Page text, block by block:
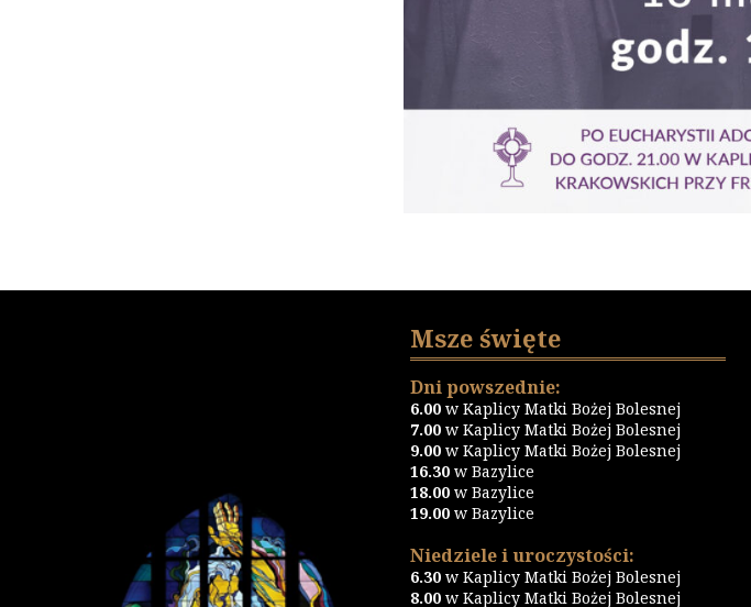
Msze święte
Dni powszednie:
6.00 w Kaplicy Matki Bożej Bolesnej
7.00 w Kaplicy Matki Bożej Bolesnej
9.00 w Kaplicy Matki Bożej Bolesnej
16.30w Bazylice
18.00w Bazylice
19.00w Bazylice
Niedziele i uroczystości:
6.30 w Kaplicy Matki Bożej Bolesnej
8.00 w Kaplicy Matki Bożej Bolesnej